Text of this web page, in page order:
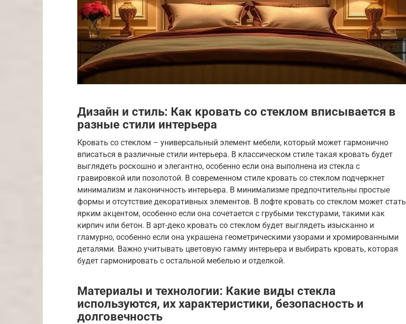
Дизайн и стиль: Как кровать со стеклом вписывается в
разные стили интерьера
Кровать со стеклом – универсальный элемент мебели, который может гармонично
вписаться в различные стили интерьера. В классическом стиле такая кровать будет
выглядеть роскошно и элегантно, особенно если она выполнена из стекла с
гравировкой или позолотой. В современном стиле кровать со стеклом подчеркнет
минимализм и лаконичность интерьера. В минимализме предпочтительны простые
формы и отсутствие декоративных элементов. В лофте кровать со стеклом может стать
ярким акцентом, особенно если она сочетается с грубыми текстурами, такими как
кирпич или бетон. В арт-деко кровать со стеклом будет выглядеть изысканно и
гламурно, особенно если она украшена геометрическими узорами и хромированными
деталями. Важно учитывать цветовую гамму интерьера и выбирать кровать, которая
будет гармонировать с остальной мебелью и отделкой.
Материалы и технологии: Какие виды стекла
используются, их характеристики, безопасность и
долговечность